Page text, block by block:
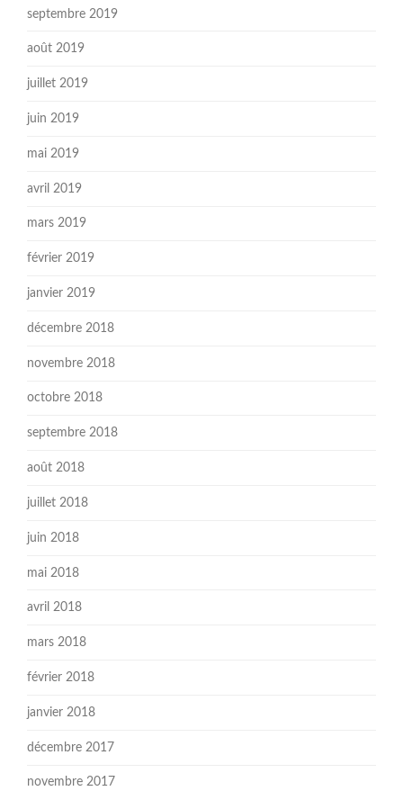
septembre 2019
août 2019
juillet 2019
juin 2019
mai 2019
avril 2019
mars 2019
février 2019
janvier 2019
décembre 2018
novembre 2018
octobre 2018
septembre 2018
août 2018
juillet 2018
juin 2018
mai 2018
avril 2018
mars 2018
février 2018
janvier 2018
décembre 2017
novembre 2017